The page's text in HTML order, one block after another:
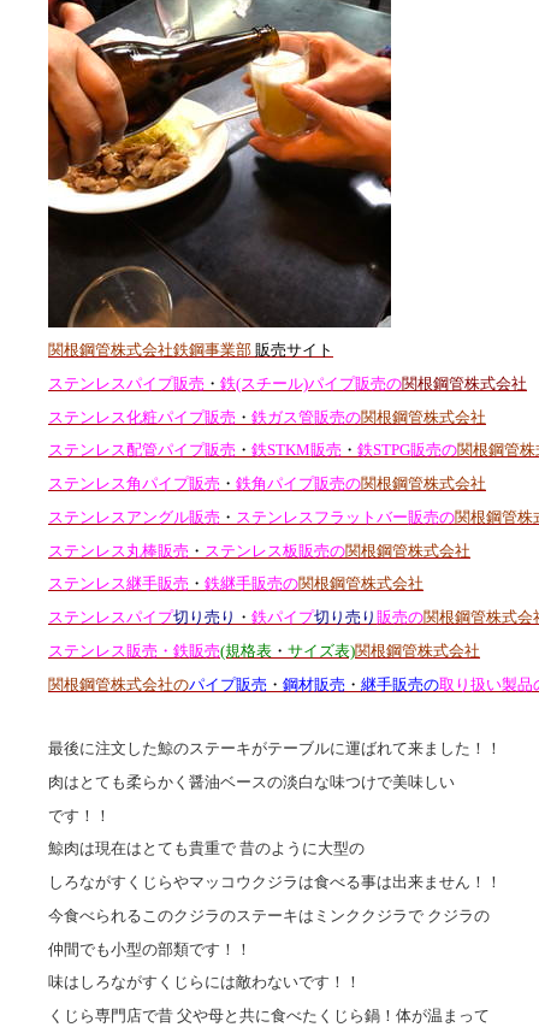
関根鋼管株式会社鉄鋼事業部 販売サイト
ステンレスパイプ販売 ・ 鉄(スチール)パイプ販売の関根鋼管株式会社
ステンレス化粧パイプ販売 ・ 鉄ガス管販売の関根鋼管株式会社
ステンレス配管パイプ販売 ・ 鉄STKM販売 ・ 鉄STPG販売の関根鋼管
ステンレス角パイプ販売 ・ 鉄角パイプ販売の関根鋼管株式会社
ステンレスアングル販売 ・ ステンレスフラットバー販売の関根鋼管株
ステンレス丸棒販売 ・ ステンレス板販売の関根鋼管株式会社
ステンレス継手販売 ・ 鉄継手販売の関根鋼管株式会社
ステンレスパイプ切り売り ・ 鉄パイプ切り売り 販売の関根鋼管株式会
ステンレス販売・鉄販売(規格表 ・ サイズ表)関根鋼管株式会社
関根鋼管株式会社のパイプ販売 ・ 鋼材販売 ・ 継手販売の取り扱い製品
最後に注文した鯨のステーキがテーブルに運ばれて来ました！！
肉はとても柔らかく醤油ベースの淡白な味つけで美味しい
です！！
鯨肉は現在はとても貴重で 昔のように大型の
しろながすくじらやマッコウクジラは食べる事は出来ません！！
今食べられるこのクジラのステーキはミンククジラで クジラの
仲間でも小型の部類です！！
味はしろながすくじらには敵わないです！！
くじら専門店で昔 父や母と共に食べたくじら鍋！体が温まって